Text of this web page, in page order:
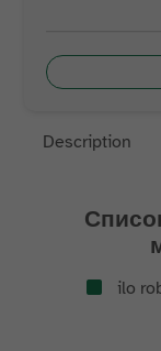
Description
ilo